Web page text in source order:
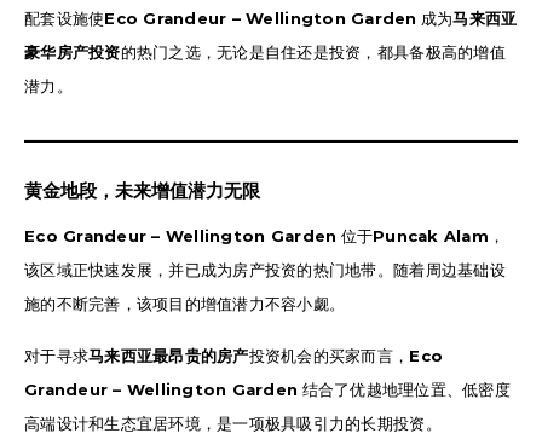
配套设施使Eco Grandeur – Wellington Garden 成为马来西亚
豪华房产投资的热门之选，无论是自住还是投资，都具备极高的增值
潜力。
黄金地段，未来增值潜力无限
Eco Grandeur – Wellington Garden 位于Puncak Alam ，
该区域正快速发展，并已成为房产投资的热门地带。随着周边基础设
施的不断完善，该项目的增值潜力不容小觑。
对于寻求马来西亚最昂贵的房产投资机会的买家而言， Eco
Grandeur – Wellington Garden 结合了优越地理位置、低密度
高端设计和生态宜居环境，是一项极具吸引力的长期投资。